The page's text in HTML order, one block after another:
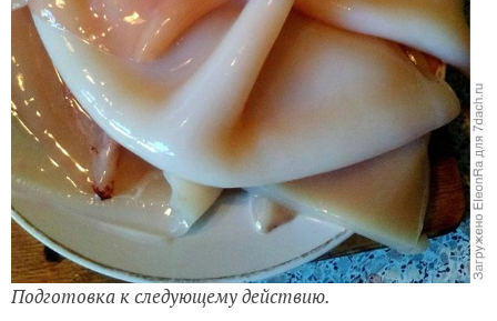
Подготовка к следующему действию.